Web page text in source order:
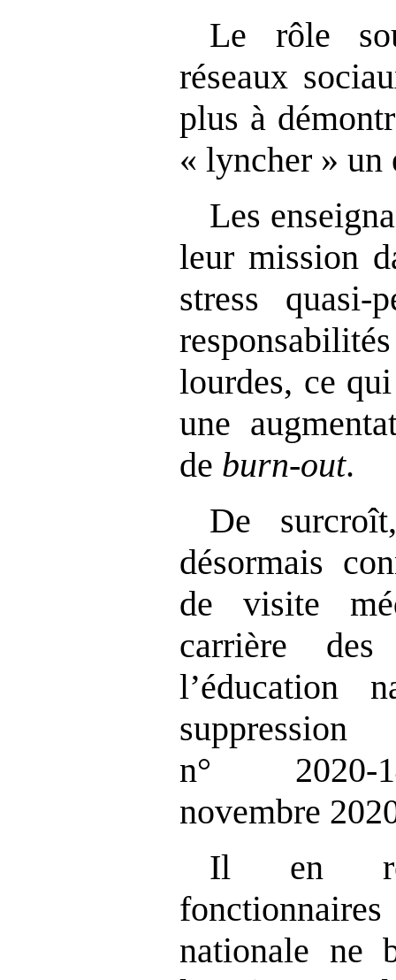
Le rôle
réseaux
plus à
« lyncher » un
Les
leur mission
stress
lourdes, ce
une
de burn‑out.
De
désormais
de visite
carrière des
l’éducation
suppression
n°
novembre
Il en
nationale ne